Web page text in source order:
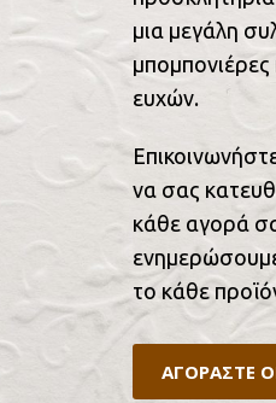
μια μεγάλη
μπομπονιέρες
ευχών.
να σας
κάθε αγορά
το κάθε
ΑΓΟΡΑΣΤΕ